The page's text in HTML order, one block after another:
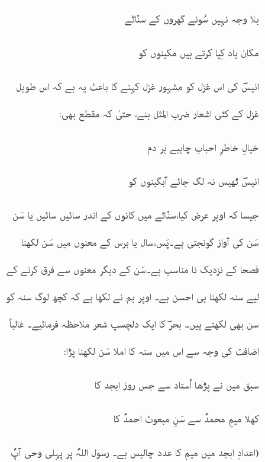
بلا وجہ نہیں سُونے گھروں کے سنّاٹے
مکان یاد کِیا کرتے ہیں مکینوں کو
انیسؔ کی اس غزل کو مشہور غزل کہنے کا باعث یہ ہے کہ اس طویل
غزل کے کئی اشعار ضرب المثل بنے، حتیٰ کہ مقطع بھی:
خیالِ خاطرِ احباب چاہیے ہر دم
انیسؔ ٹھیس نہ لگ جائے آبگینوں کو
جیسا کہ اوپر عرض کیا،سنّاٹے میں کانوں کے اندر سائیں سائیں یا سَن
سَن کی آواز گونجتی ہے۔پَس،سال یا برس کے معنوں میں سَن لکھنا
فصحا کے نزدیک نا مناسب ہے۔سَن کے دیگر معنوں سے فرق کرنے کے
لیے سنہ لکھنا ہی احسن ہے۔ اوپر ہم نے لکھا ہے کہ کچھ لوگ سنہ کو
سن بھی لکھتے ہیں۔ بحرؔ کا ایک دلچسپ شعر ملاحظہ فرمائیے۔ غالباً
اضافت کی وجہ سے اس میں سنہ کا املا سَن لکھنا پڑا:
سبق میں نے پڑھا اُستاد سے جس روز ابجد کا
کھلا میمِ محمدؐ سے سَنِ مبعوث احمدؐ کا
(اعدادِ ابجد میں میم کا عدد چالیس ہے۔ رسول اللہؐ پر پہلی وحی آپؐ